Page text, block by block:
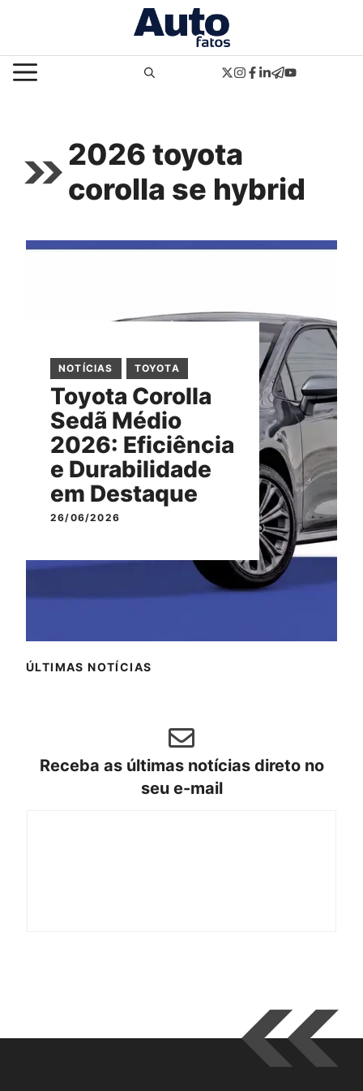
o
conteúdoMENU
2026 toyota
corolla se hybrid
NOTÍCIAS TOYOTA
Toyota Corolla
Sedã Médio
2026: Eficiência
e Durabilidade
em Destaque
26/06/2026
ÚLTIMAS NOTÍCIAS
Receba as últimas notícias direto no
seu e-mail